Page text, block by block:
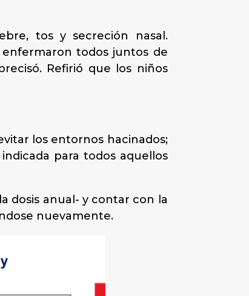
tos y secreción nasal.
todos juntos de
Refirió que los niños
los entornos hacinados;
para todos aquellos
dosis anual- y contar con la
nuevamente.